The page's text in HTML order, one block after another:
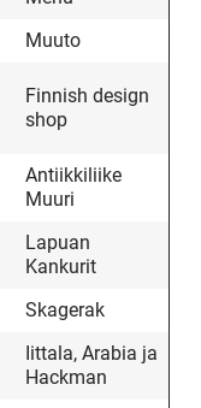
Muuto
Finnish design
shop
Antiikkiliike
Muuri
Lapuan
Kankurit
Skagerak
Iittala, Arabia ja
Hackman